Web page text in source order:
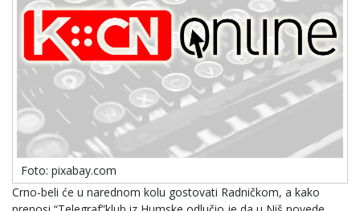
Foto: pixabay.com
Crno-beli će u narednom kolu gostovati Radničkom, a kako